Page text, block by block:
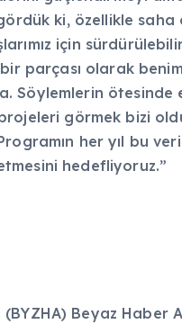
ki, özellikle saha
için
parçası olarak
Söylemlerin ötesinde
görmek bizi
her yıl bu
hedefliyoruz.”
Beyaz Haber